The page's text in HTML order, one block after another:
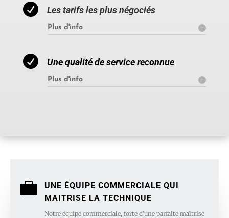
 Les tarifs les plus négociés
Plus d'info
 Une qualité de service reconnue
Plus d'info

UNE ÉQUIPE COMMERCIALE QUI
MAITRISE LA TECHNIQUE
Notre équipe commerciale, forte d’une parfaite maîtrise